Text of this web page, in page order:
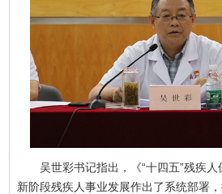
吴世彩书记指出，《“十四五”残疾人
新阶段残疾人事业发展作出了系统部署